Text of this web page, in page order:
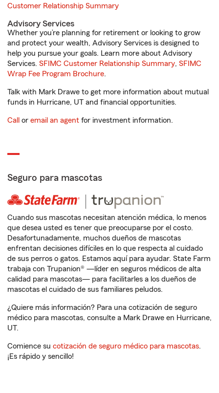
Customer Relationship Summary
Advisory Services
Whether you’re planning for retirement or looking to grow
and protect your wealth, Advisory Services is designed to
help you pursue your goals. Learn more about Advisory
Services. SFIMC Customer Relationship Summary, SFIMC
Wrap Fee Program Brochure.
Talk with Mark Drawe to get more information about mutual
funds in Hurricane, UT and financial opportunities.
Call or email an agent for investment information.
Seguro para mascotas
Cuando sus mascotas necesitan atención médica, lo menos
que desea usted es tener que preocuparse por el costo.
Desafortunadamente, muchos dueños de mascotas
enfrentan decisiones difíciles en lo que respecta al cuidado
de sus perros o gatos. Estamos aquí para ayudar. State Farm
trabaja con Trupanion® —líder en seguros médicos de alta
calidad para mascotas— para facilitarles a los dueños de
mascotas el cuidado de sus familiares peludos.
¿Quiere más información? Para una cotización de seguro
médico para mascotas, consulte a Mark Drawe en Hurricane,
UT.
Comience su cotización de seguro médico para mascotas.
¡Es rápido y sencillo!